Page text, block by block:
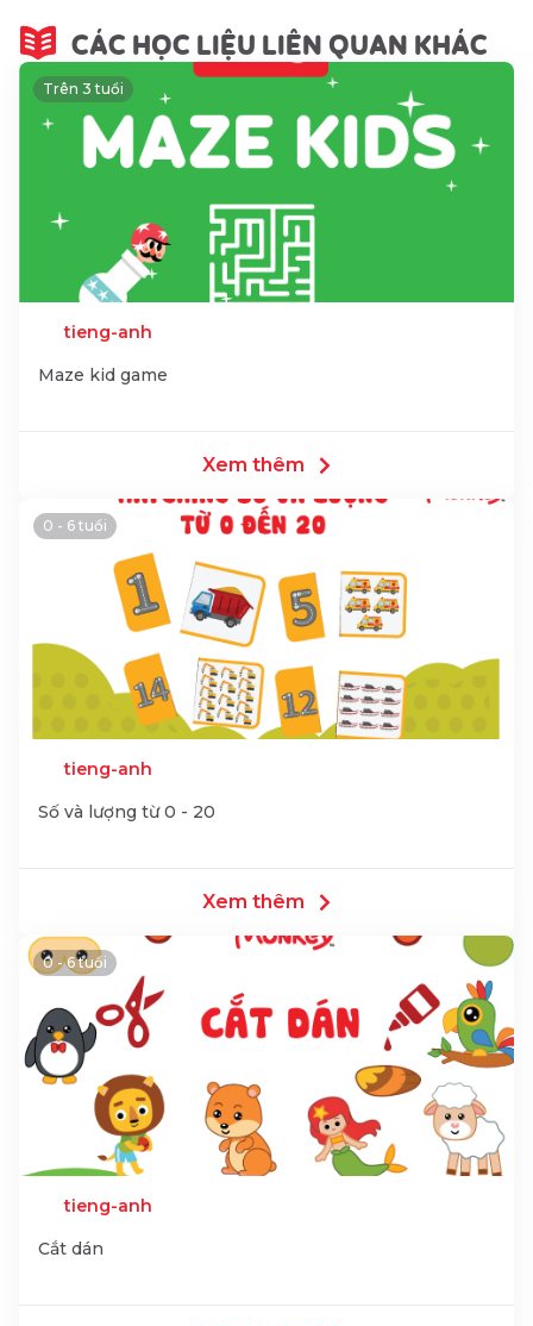
CÁC HỌC LIỆU LIÊN QUAN KHÁC
Trên 3 tuổi
tieng-anh
Maze kid game
Xem thêm
0 - 6 tuổi
tieng-anh
Số và lượng từ 0 - 20
Xem thêm
0 - 6 tuổi
tieng-anh
Cắt dán